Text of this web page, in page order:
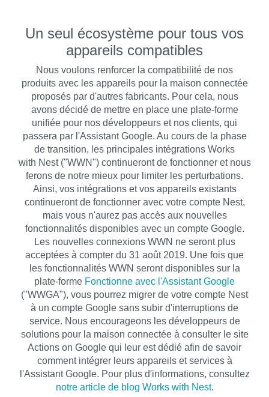
Un seul écosystème pour tous vos
appareils compatibles
Nous voulons renforcer la compatibilité de nos
produits avec les appareils pour la maison connectée
proposés par d'autres fabricants. Pour cela, nous
avons décidé de mettre en place une plate-forme
unifiée pour nos développeurs et nos clients, qui
passera par l'Assistant Google. Au cours de la phase
de transition, les principales intégrations Works
with Nest ("WWN") continueront de fonctionner et nous
ferons de notre mieux pour limiter les perturbations.
Ainsi, vos intégrations et vos appareils existants
continueront de fonctionner avec votre compte Nest,
mais vous n'aurez pas accès aux nouvelles
fonctionnalités disponibles avec un compte Google.
Les nouvelles connexions WWN ne seront plus
acceptées à compter du 31 août 2019. Une fois que
les fonctionnalités WWN seront disponibles sur la
plate-forme Fonctionne avec l'Assistant Google
("WWGA"), vous pourrez migrer de votre compte Nest
à un compte Google sans subir d'interruptions de
service. Nous encourageons les développeurs de
solutions pour la maison connectée à consulter le site
Actions on Google qui leur est dédié afin de savoir
comment intégrer leurs appareils et services à
l'Assistant Google. Pour plus d'informations, consultez
notre article de blog Works with Nest.